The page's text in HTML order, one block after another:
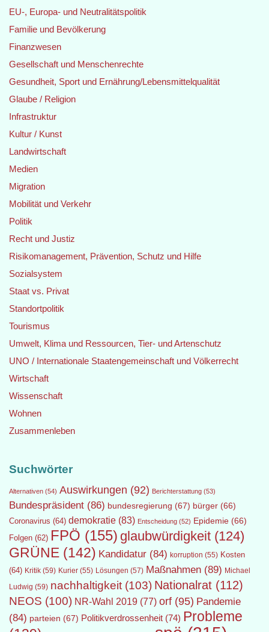
EU-, Europa- und Neutralitätspolitik
Familie und Bevölkerung
Finanzwesen
Gesellschaft und Menschenrechte
Gesundheit, Sport und Ernährung/Lebensmittelqualität
Glaube / Religion
Infrastruktur
Kultur / Kunst
Landwirtschaft
Medien
Migration
Mobilität und Verkehr
Politik
Recht und Justiz
Risikomanagement, Prävention, Schutz und Hilfe
Sozialsystem
Staat vs. Privat
Standortpolitik
Tourismus
Umwelt, Klima und Ressourcen, Tier- und Artenschutz
UNO / Internationale Staatengemeinschaft und Völkerrecht
Wirtschaft
Wissenschaft
Wohnen
Zusammenleben
Suchwörter
Alternativen (54) Auswirkungen (92) Berichterstattung (53)
Bundespräsident (86) bundesregierung (67) bürger (66)
Coronavirus (64) demokratie (83) Entscheidung (52) Epidemie (66)
Folgen (62) FPÖ (155) glaubwürdigkeit (124)
GRÜNE (142) Kandidatur (84) korruption (55) Kosten
(64) Kritik (59) Kurier (55) Lösungen (57) Maßnahmen (89) Michael
Ludwig (59) nachhaltigkeit (103) Nationalrat (112)
NEOS (100) NR-Wahl 2019 (77) orf (95) Pandemie
(84) parteien (67) Politikverdrossenheit (74) Probleme